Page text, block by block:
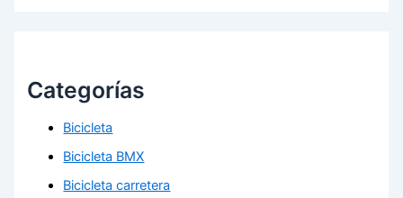
Categorías
Bicicleta
Bicicleta BMX
Bicicleta carretera